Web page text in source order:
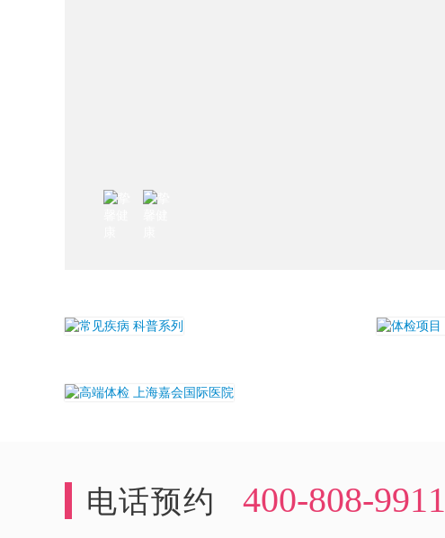
电话预约 400-808-9911